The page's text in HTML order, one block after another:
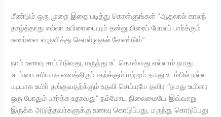
மீண்டும் ஒரு முறை இதை படித்து கொள்ளுங்கள் “ஆதலால் காலந்
தாழ்த்தாது எல்லா உயிரையையும் தன்னுயிரைப் போலப் பார்க்கும்
உணர்வை வருவித்து கொள்ளுதல் வேண்டும்”
நாம் உணவு சாப்பிடுவது, மருந்து உட் கொள்வது எல்லாம் நமது
உடம்பை சரியாக வைத்திருப்பதற்க்கும் மற்றும் நமது உடம்பில் நல்ல
படியாக உயிர் தங்குவதற்க்கும் உதவி செய்யுமே தவிர “நமது உயிரை
ஒரு போதும் பார்க்க உதாவது” நம்மோட நிலைமையே இவ்வாறு
இருக்க அடுத்தவர்களுக்கு உணவு கொடுப்பது, மருந்து கொடுப்பது